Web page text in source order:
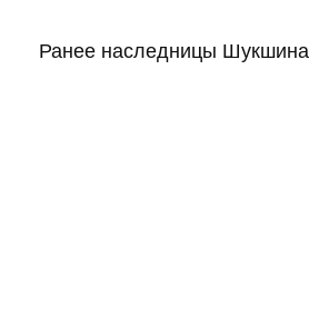
Ранее наследницы Шукшина